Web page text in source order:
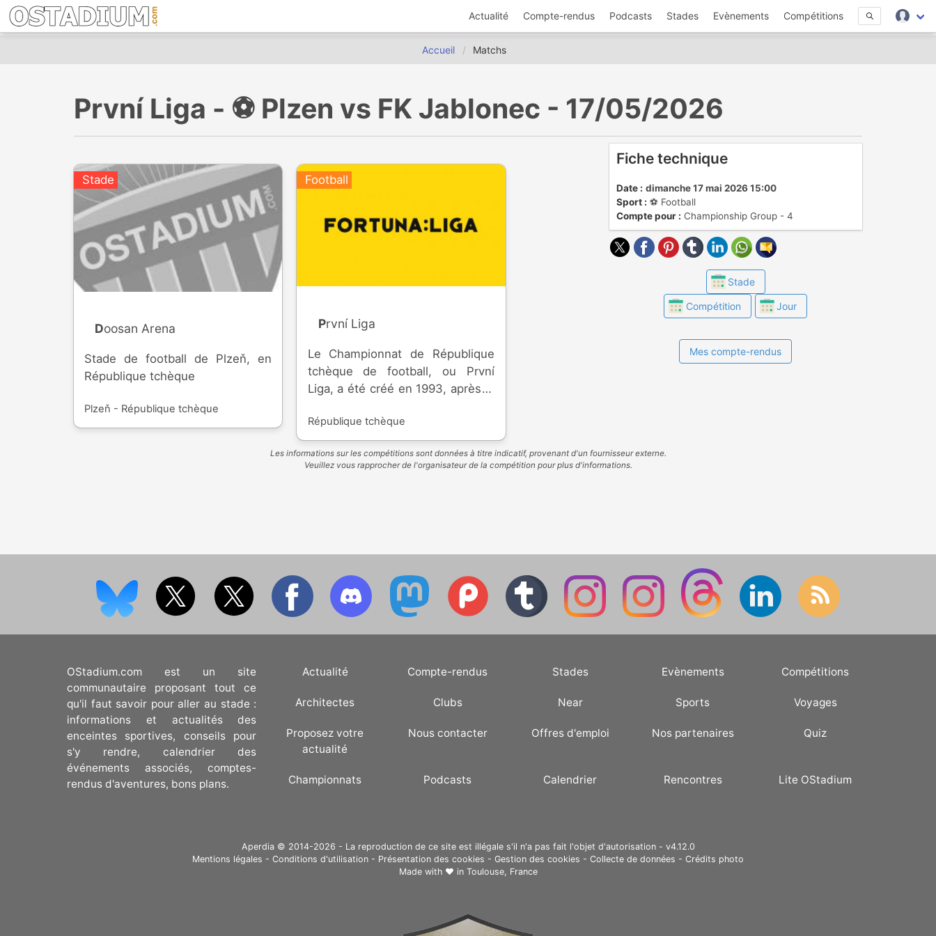
Actualité Compte-rendus Podcasts Stades Evènements Compétitions
Accueil Matchs
První Liga - ⚽️ Plzen vs FK Jablonec - 17/05/2026
Stade
Doosan Arena
Stade de football de Plzeň, en
République tchèque
Plzeň - République tchèque
Football
První Liga
Le Championnat de République
tchèque de football, ou První
Liga, a été créé en 1993, après la
le plus titré est le Sparta Prague.
République tchèque
Fiche technique
Date : dimanche 17 mai 2026 15:00
Sport : ⚽️ Football
Compte pour : Championship Group - 4
Stade
Compétition Jour
Mes compte-rendus
Les informations sur les compétitions sont données à titre indicatif, provenant d'un fournisseur externe.
Veuillez vous rapprocher de l'organisateur de la compétition pour plus d'informations.
OStadium.com est un site
communautaire proposant tout ce
qu'il faut savoir pour aller au stade :
informations et actualités des
enceintes sportives, conseils pour
s'y rendre, calendrier des
événements associés, comptes-
rendus d'aventures, bons plans.
Actualité Compte-rendus Stades Evènements Compétitions
Architectes Clubs Near Sports Voyages
Proposez votre
actualité
Nous contacter Offres d'emploi Nos partenaires Quiz
Championnats Podcasts Calendrier Rencontres Lite OStadium
Aperdia © 2014-2026 - La reproduction de ce site est illégale s'il n'a pas fait l'objet d'autorisation - v4.12.0
Mentions légales - Conditions d'utilisation - Présentation des cookies - Gestion des cookies - Collecte de données - Crédits photo
Made with ❤ in Toulouse, France